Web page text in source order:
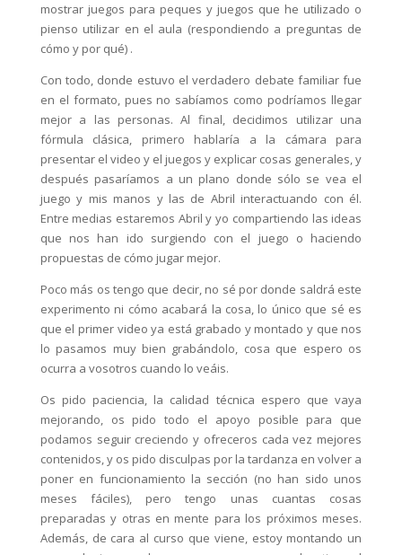
mostrar juegos para peques y juegos que he utilizado o
pienso utilizar en el aula (respondiendo a preguntas de
cómo y por qué) .
Con todo, donde estuvo el verdadero debate familiar fue
en el formato, pues no sabíamos como podríamos llegar
mejor a las personas. Al final, decidimos utilizar una
fórmula clásica, primero hablaría a la cámara para
presentar el video y el juegos y explicar cosas generales, y
después pasaríamos a un plano donde sólo se vea el
juego y mis manos y las de Abril interactuando con él.
Entre medias estaremos Abril y yo compartiendo las ideas
que nos han ido surgiendo con el juego o haciendo
propuestas de cómo jugar mejor.
Poco más os tengo que decir, no sé por donde saldrá este
experimento ni cómo acabará la cosa, lo único que sé es
que el primer video ya está grabado y montado y que nos
lo pasamos muy bien grabándolo, cosa que espero os
ocurra a vosotros cuando lo veáis.
Os pido paciencia, la calidad técnica espero que vaya
mejorando, os pido todo el apoyo posible para que
podamos seguir creciendo y ofreceros cada vez mejores
contenidos, y os pido disculpas por la tardanza en volver a
poner en funcionamiento la sección (no han sido unos
meses fáciles), pero tengo unas cuantas cosas
preparadas y otras en mente para los próximos meses.
Además, de cara al curso que viene, estoy montando un